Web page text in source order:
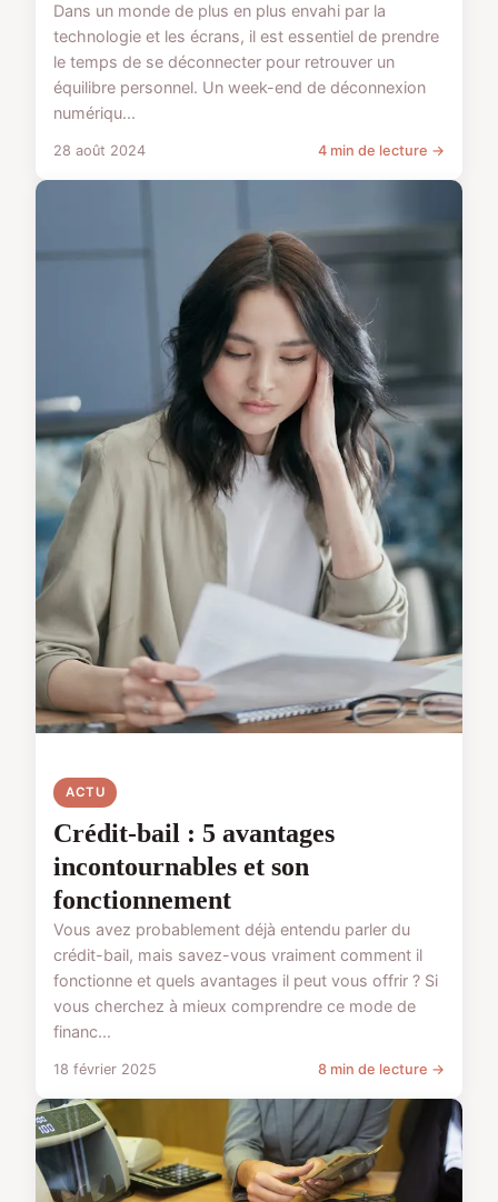
Dans un monde de plus en plus envahi par la
technologie et les écrans, il est essentiel de prendre
le temps de se déconnecter pour retrouver un
équilibre personnel. Un week-end de déconnexion
numériqu...
28 août 2024 4 min de lecture →
ACTU
Crédit-bail : 5 avantages
incontournables et son
fonctionnement
Vous avez probablement déjà entendu parler du
crédit-bail, mais savez-vous vraiment comment il
fonctionne et quels avantages il peut vous offrir ? Si
vous cherchez à mieux comprendre ce mode de
financ...
18 février 2025 8 min de lecture →